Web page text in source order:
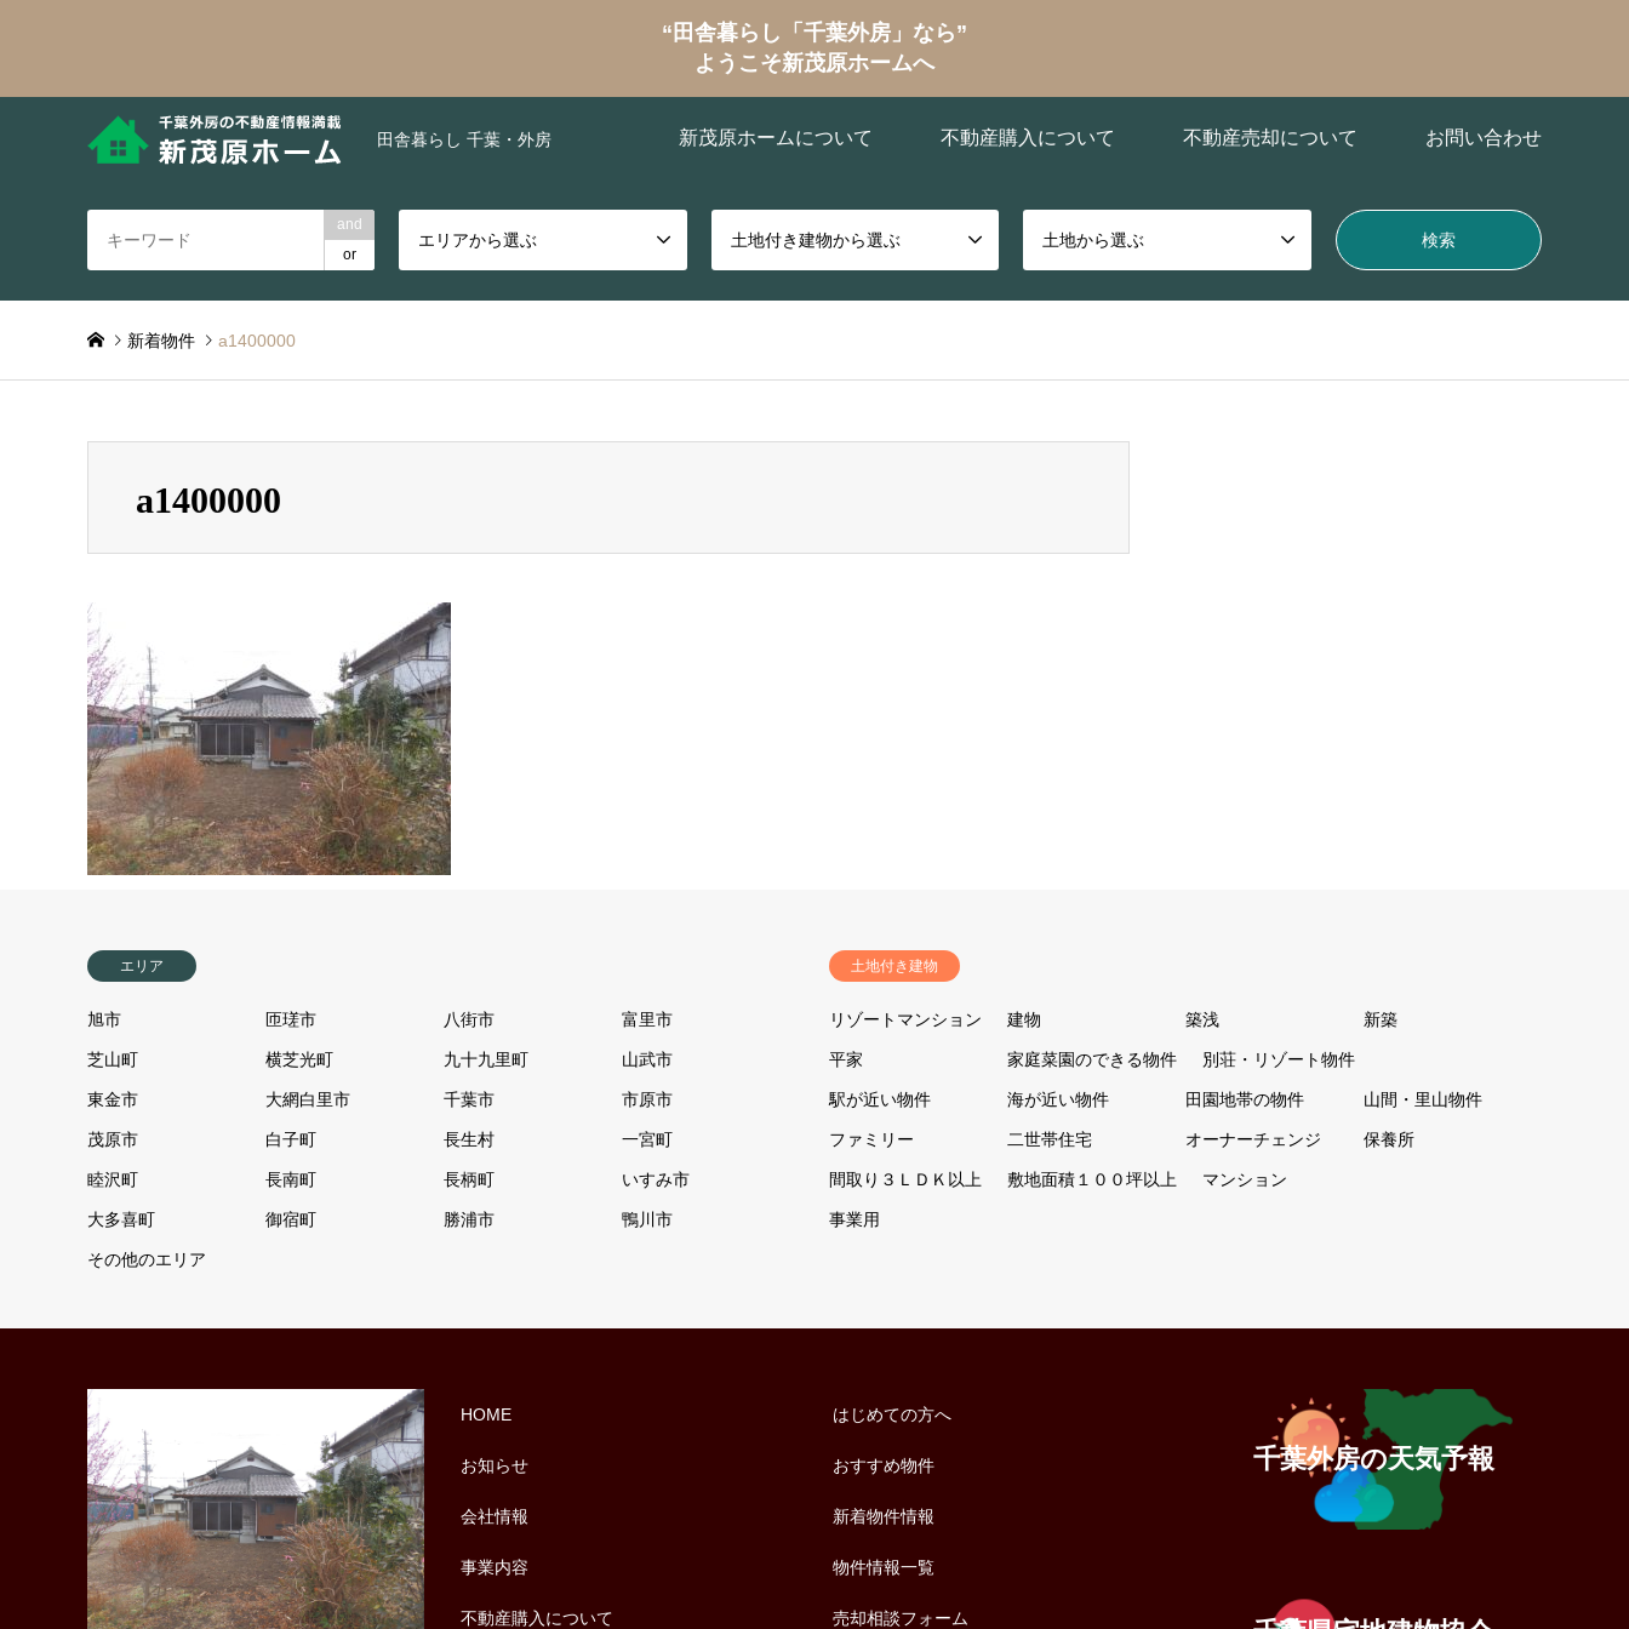
“田舎暮らし「千葉外房」なら”
ようこそ新茂原ホームへ
田舎暮らし 千葉・外房 新茂原ホームについて 不動産購入について 不動産売却について お問い合わせ
and
or
エリアから選ぶ 土地付き建物から選ぶ 土地から選ぶ
新着物件 a1400000
a1400000
エリア
旭市 匝瑳市 八街市 富里市
芝山町 横芝光町 九十九里町 山武市
東金市 大網白里市 千葉市 市原市
茂原市 白子町 長生村 一宮町
睦沢町 長南町 長柄町 いすみ市
大多喜町 御宿町 勝浦市 鴨川市
その他のエリア
土地付き建物
リゾートマンション 建物 築浅 新築
平家 家庭菜園のできる物件 別荘・リゾート物件
駅が近い物件 海が近い物件 田園地帯の物件 山間・里山物件
ファミリー 二世帯住宅 オーナーチェンジ 保養所
間取り３ＬＤＫ以上 敷地面積１００坪以上 マンション
事業用
HOME
お知らせ
会社情報
事業内容
不動産購入について
はじめての方へ
おすすめ物件
新着物件情報
物件情報一覧
売却相談フォーム
千葉外房の天気予報